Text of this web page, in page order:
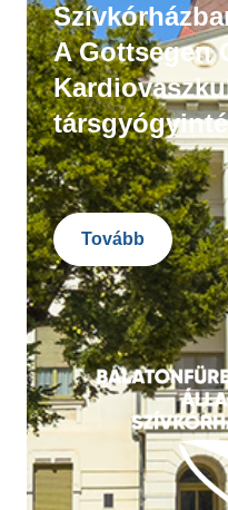
A Gottsegen
Tovább
Image